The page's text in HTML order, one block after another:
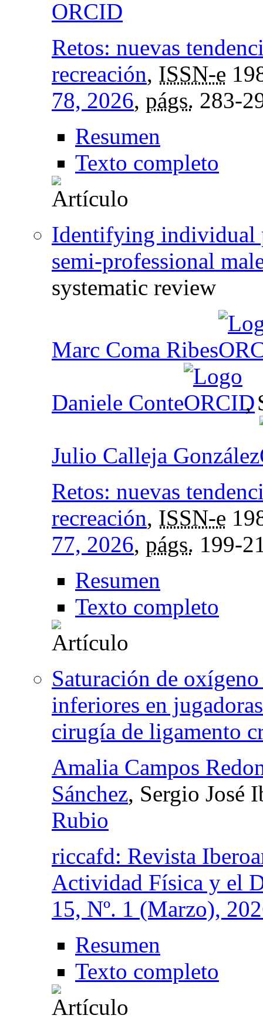
Retos: nuevas
recreación, ISSN-e
78, 2026, págs. 283-
Resumen
Texto completo
Identifying individual
semi-professional
systematic review
Marc Coma Ribes
Daniele Conte ,
Julio Calleja González
Retos: nuevas
recreación, ISSN-e
77, 2026, págs. 199-
Resumen
Texto completo
Saturación de
inferiores en
cirugía de ligamento
Amalia Campos
Sánchez, Sergio José
Rubio
riccafd: Revista
Actividad Física y el
15, Nº. 1 (Marzo),
Resumen
Texto completo